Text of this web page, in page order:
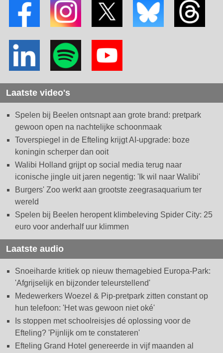
Laatste video's
Spelen bij Beelen ontsnapt aan grote brand: pretpark
gewoon open na nachtelijke schoonmaak
Toverspiegel in de Efteling krijgt AI-upgrade: boze
koningin scherper dan ooit
Walibi Holland grijpt op social media terug naar
iconische jingle uit jaren negentig: 'Ik wil naar Walibi'
Burgers' Zoo werkt aan grootste zeegrasaquarium ter
wereld
Spelen bij Beelen heropent klimbeleving Spider City: 25
euro voor anderhalf uur klimmen
Laatste audio
Snoeiharde kritiek op nieuw themagebied Europa-Park:
'Afgrijselijk en bijzonder teleurstellend'
Medewerkers Woezel & Pip-pretpark zitten constant op
hun telefoon: 'Het was gewoon niet oké'
Is stoppen met schoolreisjes dé oplossing voor de
Efteling? 'Pijnlijk om te constateren'
Efteling Grand Hotel genereerde in vijf maanden al